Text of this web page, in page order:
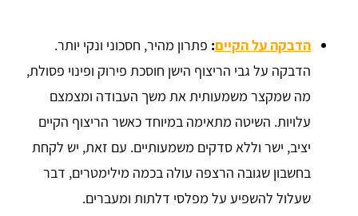
הדבקה על הקיים: פתרון מהיר, חסכוני ונקי יותר.
הדבקה על גבי הריצוף הישן חוסכת פירוק ופינוי פסולת,
מה שמקצר משמעותית את משך העבודה ומצמצם
עלויות. השיטה מתאימה במיוחד כאשר הריצוף הקיים
יציב, ישר וללא סדקים משמעותיים. עם זאת, יש לקחת
בחשבון שגובה הרצפה עולה בכמה מילימטרים, דבר
שעלול להשפיע על מפלסי דלתות ומעברים.